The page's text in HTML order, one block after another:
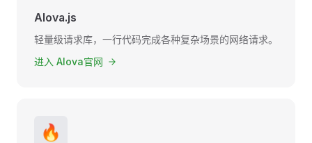
Alova.js
轻量级请求库，一行代码完成各种复杂场景的网络请求。
进入 Alova官网
🔥